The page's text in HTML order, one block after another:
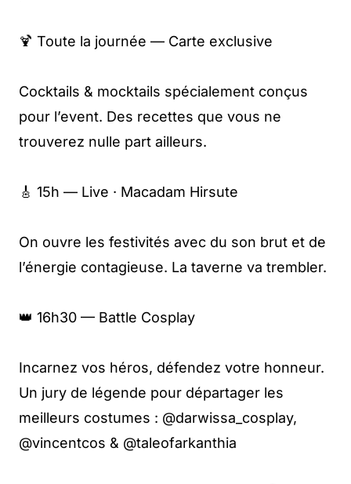
🍹 Toute la journée — Carte exclusive
Cocktails & mocktails spécialement conçus
pour l’event. Des recettes que vous ne
trouverez nulle part ailleurs.
🎸 15h — Live · Macadam Hirsute
On ouvre les festivités avec du son brut et de
l’énergie contagieuse. La taverne va trembler.
👑 16h30 — Battle Cosplay
Incarnez vos héros, défendez votre honneur.
Un jury de légende pour départager les
meilleurs costumes : @darwissa_cosplay,
@vincentcos & @taleofarkanthia